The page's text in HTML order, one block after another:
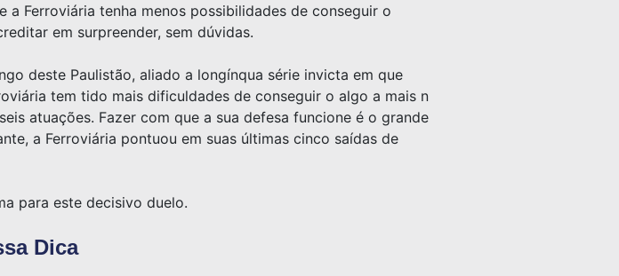
Ferroviária tenha menos possibilidades de conseguir o
em surpreender, sem dúvidas.
deste Paulistão, aliado a longínqua série invicta em que
tem tido mais dificuldades de conseguir o algo a mais n
atuações. Fazer com que a sua defesa funcione é o grande
a Ferroviária pontuou em suas últimas cinco saídas de
para este decisivo duelo.
Dica